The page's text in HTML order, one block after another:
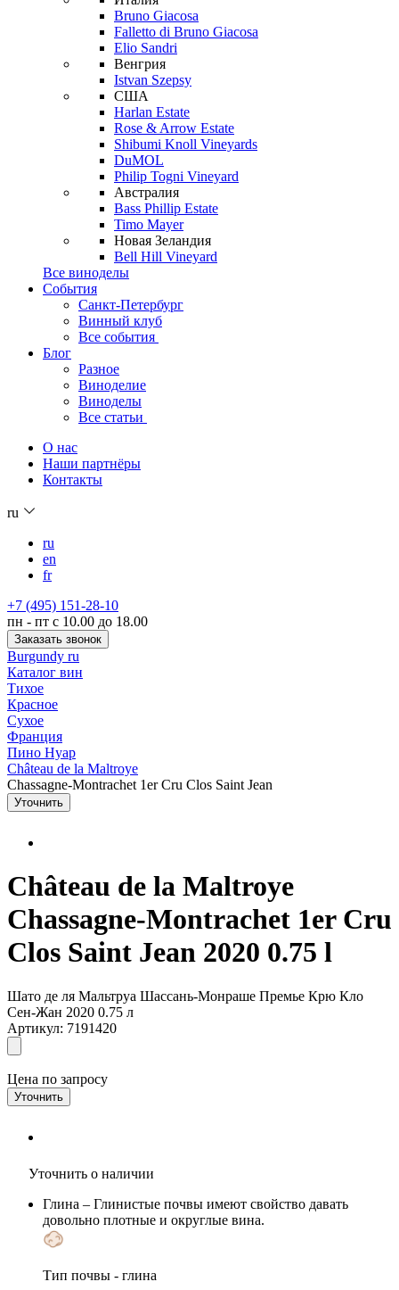
Bruno Giacosa
Falletto di Bruno Giacosa
Elio Sandri
Венгрия
Istvan Szepsy
США
Harlan Estate
Rose & Arrow Estate
Shibumi Knoll Vineyards
DuMOL
Philip Togni Vineyard
Австралия
Bass Phillip Estate
Timo Mayer
Новая Зеландия
Bell Hill Vineyard
Все виноделы
События
Санкт-Петербург
Винный клуб
Все события
Блог
Разное
Виноделие
Виноделы
Все статьи
О нас
Наши партнёры
Контакты
ru
ru
en
fr
+7 (495) 151-28-10
пн - пт с 10.00 до 18.00
Заказать звонок
Burgundy ru
Каталог вин
Тихое
Красное
Сухое
Франция
Пино Нуар
Château de la Maltroye
Chassagne-Montrachet 1er Cru Clos Saint Jean
Уточнить
Château de la Maltroye
Chassagne-Montrachet 1er Cru
Clos Saint Jean 2020 0.75 l
Шато де ля Мальтруа Шассань-Монраше Премье Крю Кло
Сен-Жан 2020 0.75 л
Артикул: 7191420
Цена по запросу
Уточнить
Уточнить о наличии
Глина – Глинистые почвы имеют свойство давать
довольно плотные и округлые вина.
Тип почвы - глина